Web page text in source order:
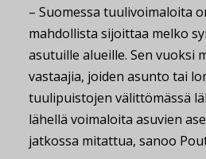
– Suomessa tuulivoimaloita
mahdollista sijoittaa melko
asutuille alueille. Sen vuoksi
vastaajia, joiden asunto tai
tuulipuistojen välittömässä
lähellä voimaloita asuvien
jatkossa mitattua, sanoo